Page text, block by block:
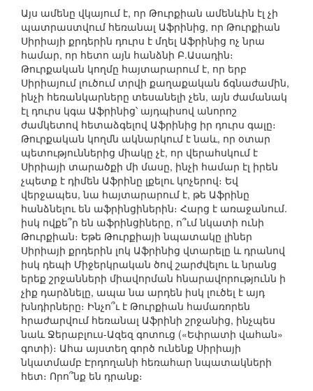
Այս ամենը վկայում է, որ Թուրքիան ամենևին էլ չի
պատրաստվում հեռանալ Աֆրինից, որ Թուրքիան
Սիրիայի քրդերին դուրս է մղել Աֆրինից ոչ նրա
համար, որ հետո այն հանձնի Բ.Ասադին։
Թուրքական կողմը հայտարարում է, որ երբ
Սիրիայում լուծում տրվի քաղաքական ճգնաժամին,
ինչի հեռանկարները տեսանելի չեն, այն ժամանակ
էլ դուրս կգա Աֆրինից՝ այդպիսով անորոշ
ժամկետով հետաձգելով Աֆրինից իր դուրս գալը։
Թուրքական կողմն ակնարկում է նաև, որ օտար
պետություններից միակը չէ, որ վերահսկում է
Սիրիայի տարածքի մի մասը, ինչի համար էլ իրեն
չպետք է դիմեն Աֆրինը լքելու կոչերով։ Եվ
վերջապես, նա հայտարարում է, թե Աֆրինը
հանձնելու են աֆրինցիներին։ Հարց է առաջանում.
իսկ ովքե՞ր են աֆրինցիները, ո՞ւմ նկատի ունի
Թուրքիան։ Եթե Թուրքիայի նպատակը լիներ
Սիրիայի քրդերին լոկ Աֆրինից վտարելը և դրանով
իսկ դեպի Միջերկրական ծով շարժվելու և նրանց
երեք շրջանների միավորման հնարավորությունն ի
չիք դարձնելը, ապա նա արդեն իսկ լուծել է այդ
խնդիրները։ Ինչո՞ւ է Թուրքիան համառորեն
հրաժարվում հեռանալ Աֆրինի շրջանից, ինչպես
նաև Ջերաբլուս-Ազեզ գոտուց («Եփրատի վահան»
գոտի)։ Ահա այստեղ գործ ունենք Սիրիայի
նկատմամբ Էրդողանի հեռահար նպատակների
հետ։ Որո՞նք են դրանք։